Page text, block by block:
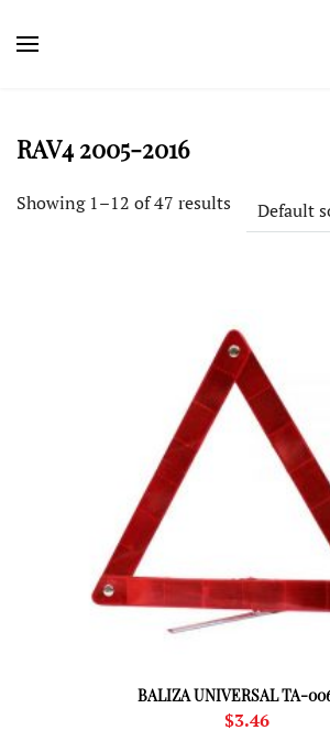
RAV4 2005-2016
Showing 1–12 of 47 results
BALIZA UNIVERSAL TA-
$3.46